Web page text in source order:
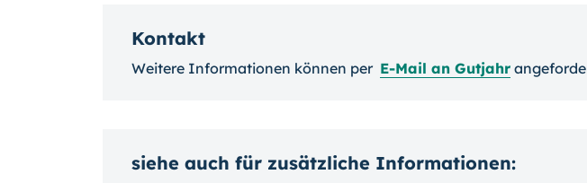
Kontakt
Weitere Informationen können per E-Mail an Gutjahr
siehe auch für zusätzliche Informationen: